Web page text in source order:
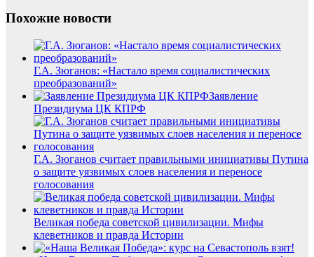
Похожие новости
Г.А. Зюганов: «Настало время социалистических
преобразований»
Заявление
Президиума ЦК КПРФ
Г.А. Зюганов считает правильными инициативы Путина
о защите уязвимых слоев населения и переносе
голосования
Великая победа советской цивилизации. Мифы
клеветников и правда Истории